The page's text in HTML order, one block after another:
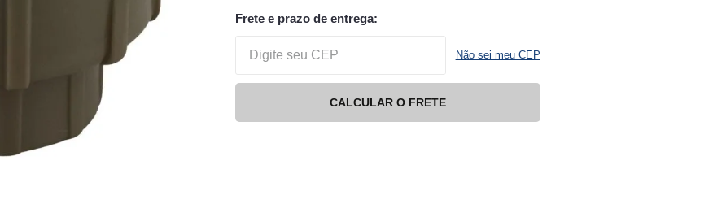
Frete e prazo de entrega:
Não sei meu CEP
CALCULAR O FRETE